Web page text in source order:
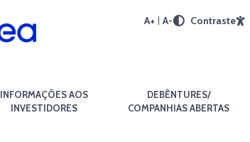
A+ A- Contraste
INFORMAÇÕES AOS
INVESTIDORES
DEBÊNTURES/
COMPANHIAS ABERTAS